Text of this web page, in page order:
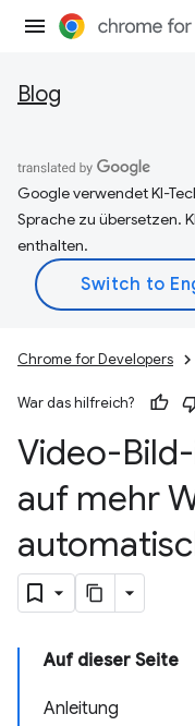
Blog
Google verwendet KI-
Sprache zu übersetzen.
enthalten.
Chrome for Developers
War das hilfreich?
Video-
auf mehr
Auf dieser Seite
Anleitung